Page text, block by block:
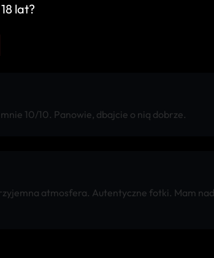
10/10. Panowie, dbajcie o nią dobrze.
atmosfera. Autentyczne fotki. Mam
lat?